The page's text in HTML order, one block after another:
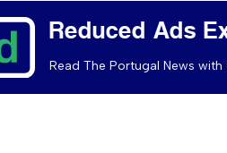
Reduced Ads
Read The Portugal News